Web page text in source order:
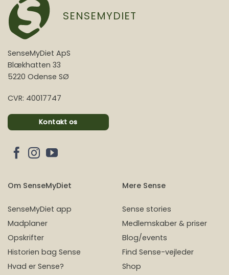
SENSEMYDIET
SenseMyDiet ApS
Blækhatten 33
5220 Odense SØ
CVR: 40017747
Kontakt os
Om SenseMyDiet
SenseMyDiet app
Madplaner
Opskrifter
Historien bag Sense
Hvad er Sense?
Mere Sense
Sense stories
Medlemskaber & priser
Blog/events
Find Sense-vejleder
Shop